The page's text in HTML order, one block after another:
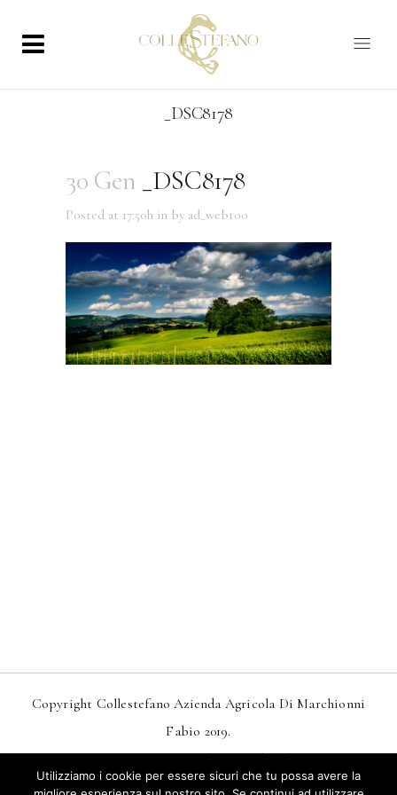
_DSC8178
30 Gen _DSC8178
Posted at 17:50h in by ad_webtoo
Copyright Collestefano Azienda Agricola Di Marchionni
Fabio 2019.
DesignMarkDesignStudio.itAndWebtoo.it
Privacy – Condizioni Generali Di Vendita
Utilizziamo i cookie per essere sicuri che tu possa avere la